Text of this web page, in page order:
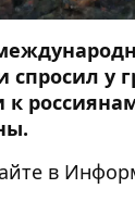
спросил у
в